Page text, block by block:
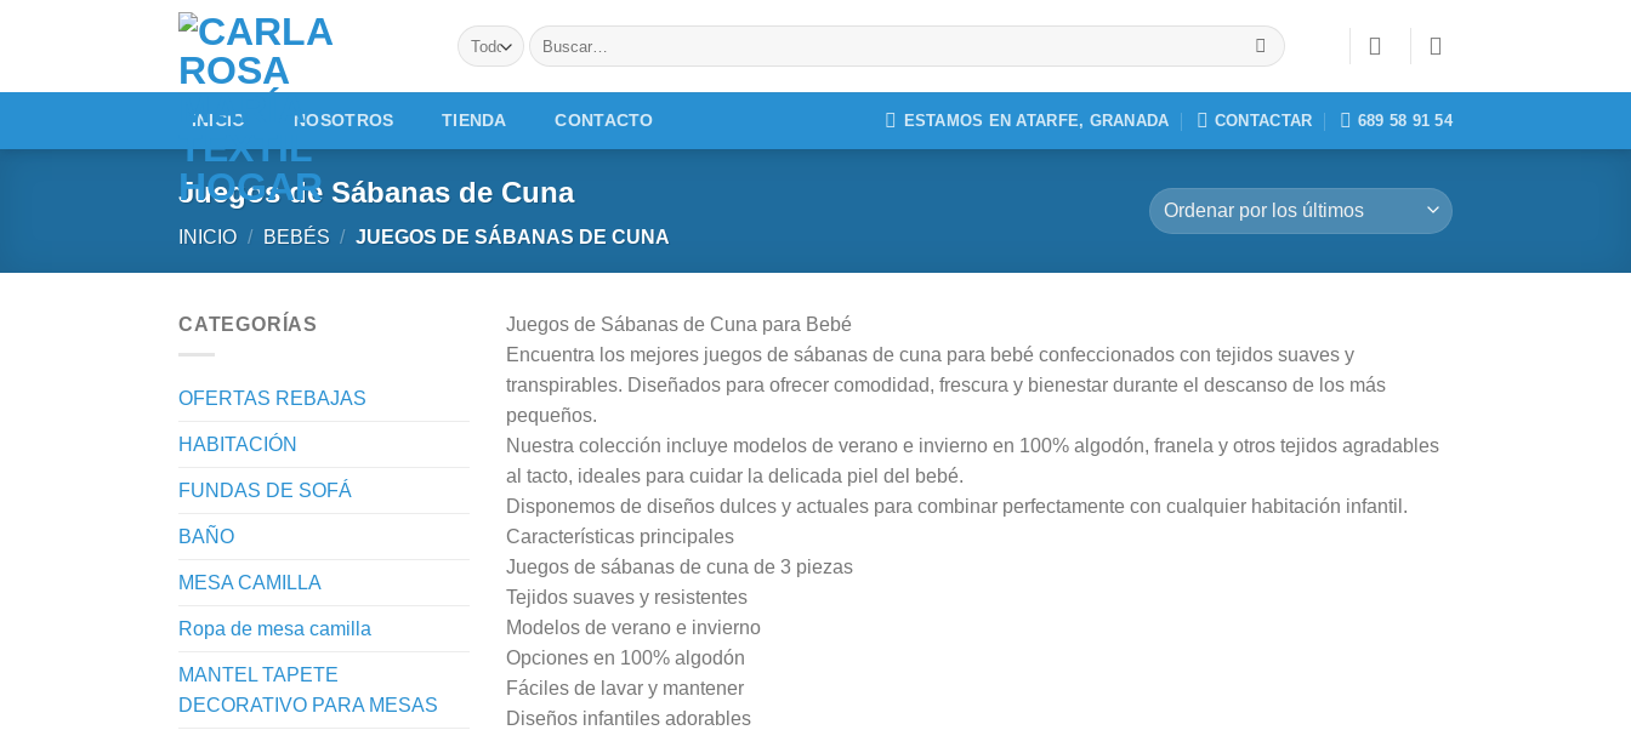
Seleccionar
categoría
Buscar
por:
INICIO NOSOTROS TIENDA CONTACTO ESTAMOS EN ATARFE, GRANADA CONTACTAR 689 58 91 54
Juegos de Sábanas de Cuna
INICIO / BEBÉS / JUEGOS DE SÁBANAS DE CUNA
CATEGORÍAS
OFERTAS REBAJAS
HABITACIÓN
FUNDAS DE SOFÁ
BAÑO
MESA CAMILLA
Ropa de mesa camilla
MANTEL TAPETE
DECORATIVO PARA MESAS
Juegos de Sábanas de Cuna para Bebé
Encuentra los mejores juegos de sábanas de cuna para bebé confeccionados con tejidos suaves y
transpirables. Diseñados para ofrecer comodidad, frescura y bienestar durante el descanso de los más
pequeños.
Nuestra colección incluye modelos de verano e invierno en 100% algodón, franela y otros tejidos agradables
al tacto, ideales para cuidar la delicada piel del bebé.
Disponemos de diseños dulces y actuales para combinar perfectamente con cualquier habitación infantil.
Características principales
Juegos de sábanas de cuna de 3 piezas
Tejidos suaves y resistentes
Modelos de verano e invierno
Opciones en 100% algodón
Fáciles de lavar y mantener
Diseños infantiles adorables